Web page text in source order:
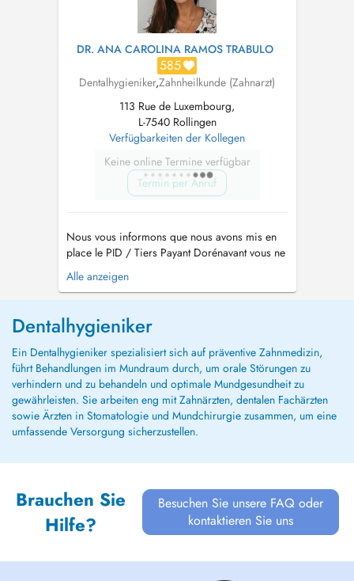
DR. ANA CAROLINA RAMOS TRABULO
585
Dentalhygieniker,Zahnheilkunde (Zahnarzt)
113 Rue de Luxembourg,
L-7540 Rollingen
Verfügbarkeiten der Kollegen
Keine online Termine verfügbar
Termin per Anruf
Nous vous informons que nous avons mis en
place le PID / Tiers Payant Dorénavant vous ne
payerez plus que la part non pris en charge par
la CNS Traitements: - Consultation d'évaluation
Détartrage (Nettoyage) - Obturation Dentaire
(Carie) - Extraction D...
Alle anzeigen
Dentalhygieniker
Ein Dentalhygieniker spezialisiert sich auf präventive Zahnmedizin,
führt Behandlungen im Mundraum durch, um orale Störungen zu
verhindern und zu behandeln und optimale Mundgesundheit zu
gewährleisten. Sie arbeiten eng mit Zahnärzten, dentalen Fachärzten
sowie Ärzten in Stomatologie und Mundchirurgie zusammen, um eine
umfassende Versorgung sicherzustellen.
Brauchen Sie
Hilfe?
Besuchen Sie unsere FAQ oder
kontaktieren Sie uns